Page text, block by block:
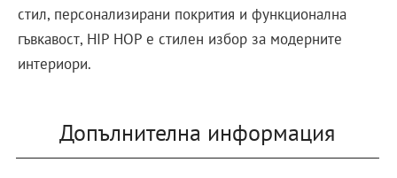
стил, персонализирани покрития и функционална
гъвкавост, HIP HOP е стилен избор за модерните
интериори.
Допълнителна информация